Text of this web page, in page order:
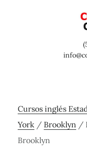
Cursos inglés
York / Brooklyn /
Brooklyn